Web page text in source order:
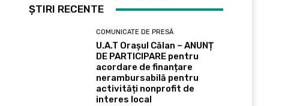
ȘTIRI RECENTE
COMUNICATE DE PRESĂ
U.A.T Orașul Călan – ANUNȚ
DE PARTICIPARE pentru
acordare de finanțare
nerambursabilă pentru
activități nonprofit de
interes local